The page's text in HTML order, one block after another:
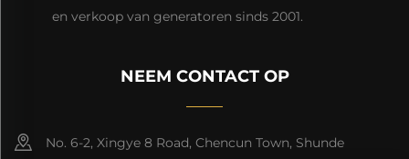
en verkoop van generatoren sinds 2001.
NEEM CONTACT OP
No. 6-2, Xingye 8 Road, Chencun Town, Shunde